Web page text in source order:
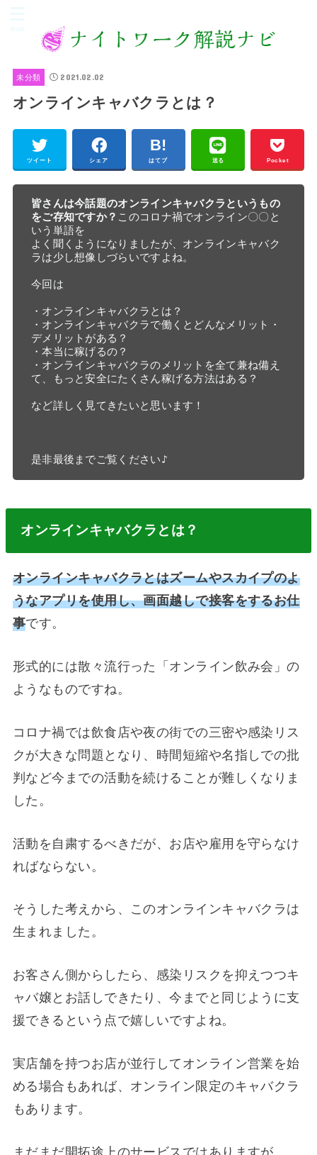
未分類 2021.02.02
オンラインキャバクラとは？
ツイート シェア はてブ 送る Pocket
皆さんは今話題のオンラインキャバクラというもの
をご存知ですか？ このコロナ禍でオンライン〇〇と
いう単語を
よく聞くようになりましたが、オンラインキャバク
ラは少し想像しづらいですよね。
今回は
・オンラインキャバクラとは？
・オンラインキャバクラで働くとどんなメリット・
デメリットがある？
・本当に稼げるの？
・オンラインキャバクラのメリットを全て兼ね備え
て、もっと安全にたくさん稼げる方法はある？
など詳しく見てきたいと思います！
是非最後までご覧ください♪
オンラインキャバクラとは？
オンラインキャバクラとはズームやスカイプのよ
うなアプリを使用し、画面越しで接客をするお仕
事です。
形式的には散々流行った「オンライン飲み会」の
ようなものですね。
コロナ禍では飲食店や夜の街での三密や感染リス
クが大きな問題となり、時間短縮や名指しでの批
判など今までの活動を続けることが難しくなりま
した。
活動を自粛するべきだが、お店や雇用を守らなけ
ればならない。
そうした考えから、このオンラインキャバクラは
生まれました。
お客さん側からしたら、感染リスクを抑えつつキ
ャバ嬢とお話しできたり、今までと同じように支
援できるという点で嬉しいですよね。
実店舗を持つお店が並行してオンライン営業を始
める場合もあれば、オンライン限定のキャバクラ
もあります。
まだまだ開拓途上のサービスではありますが、